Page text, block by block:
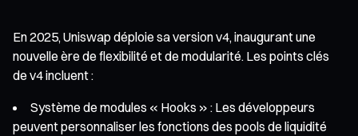
En 2025, Uniswap déploie sa version v4, inaugurant une
nouvelle ère de flexibilité et de modularité. Les points clés
de v4 incluent :
Système de modules « Hooks » : Les développeurs
peuvent personnaliser les fonctions des pools de liquidité